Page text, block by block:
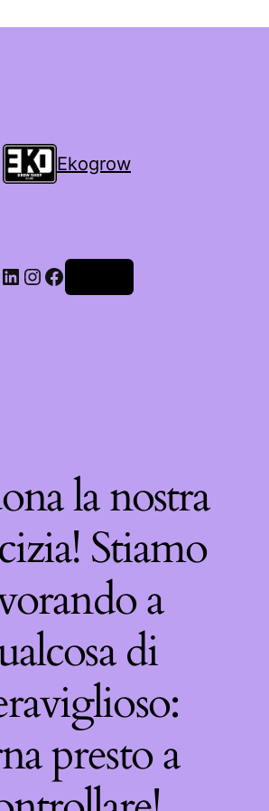
Ekogrow
la nostra
Stiamo
a
di
presto a